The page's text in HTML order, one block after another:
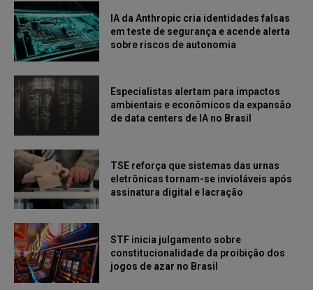
IA da Anthropic cria identidades falsas
em teste de segurança e acende alerta
sobre riscos de autonomia
Especialistas alertam para impactos
ambientais e econômicos da expansão
de data centers de IA no Brasil
TSE reforça que sistemas das urnas
eletrônicas tornam-se invioláveis após
assinatura digital e lacração
STF inicia julgamento sobre
constitucionalidade da proibição dos
jogos de azar no Brasil